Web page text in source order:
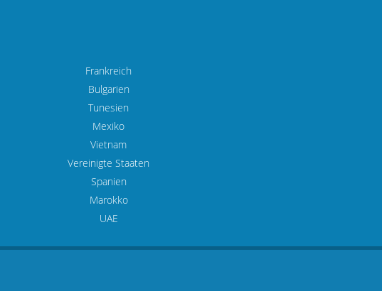
Frankreich
Bulgarien
Tunesien
Mexiko
Vietnam
Vereinigte Staaten
Spanien
Marokko
UAE